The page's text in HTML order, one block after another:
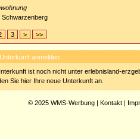
Schwarzenberg
3 > >>
anmelden
ist noch nicht unter erlebnisland-
Sie hier Ihre neue Unterkunft an.
© 2025 WMS-Werbung | Kontakt |